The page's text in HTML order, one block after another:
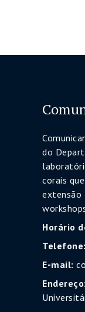
do
corais
extensão
Horário
Telefone:
E-mail:
Endereço: